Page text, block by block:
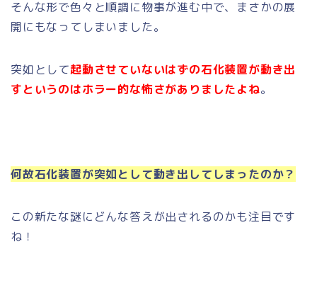
そんな形で色々と順調に物事が進む中で、まさかの展
開にもなってしまいました。
突如として起動させていないはずの石化装置が動き出
すというのはホラー的な怖さがありましたよね。
何故石化装置が突如として動き出してしまったのか？
この新たな謎にどんな答えが出されるのかも注目です
ね！